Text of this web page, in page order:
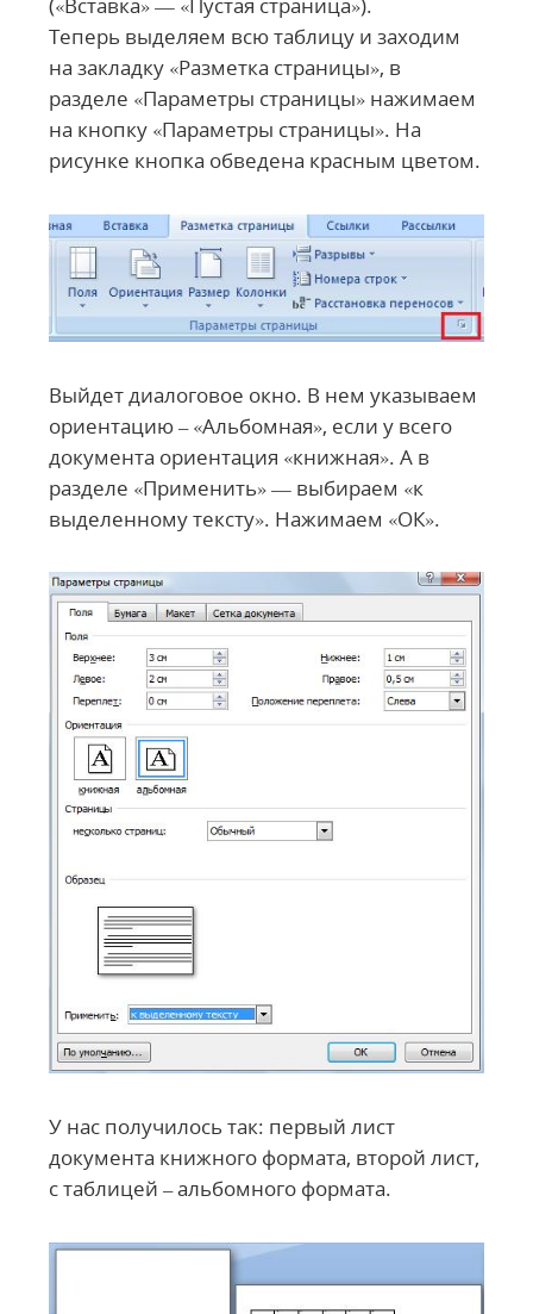
(«Вставка» — «Пустая страница»).
Теперь выделяем всю таблицу и заходим
на закладку «Разметка страницы», в
разделе «Параметры страницы» нажимаем
на кнопку «Параметры страницы». На
рисунке кнопка обведена красным цветом.
Выйдет диалоговое окно. В нем указываем
ориентацию – «Альбомная», если у всего
документа ориентация «книжная». А в
разделе «Применить» — выбираем «к
выделенному тексту». Нажимаем «ОК».
У нас получилось так: первый лист
документа книжного формата, второй лист,
с таблицей – альбомного формата.